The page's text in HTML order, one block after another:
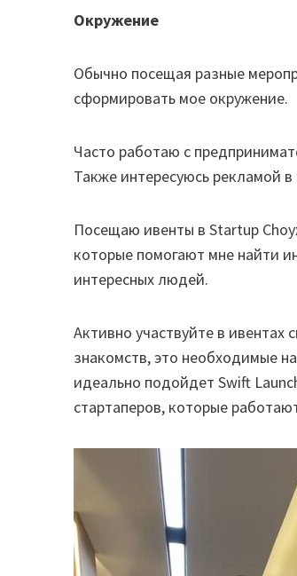
Окружение
Обычно посещая разные
сформировать мое окружение.
Часто работаю с
Также интересуюсь рекламой
Посещаю ивенты в Startup
которые помогают мне найти
интересных людей.
Активно участвуйте в ивентах
знакомств, это необходимые
идеально подойдет Swift
стартаперов, которые